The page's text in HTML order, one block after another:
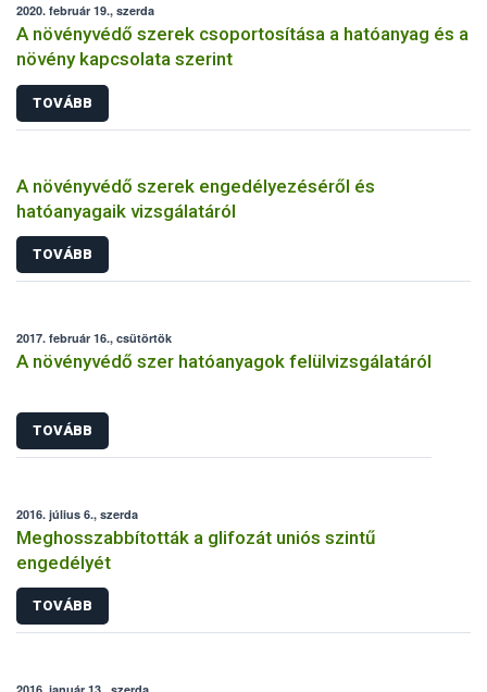
2020. február 19., szerda
A növényvédő szerek csoportosítása a hatóanyag és a
növény kapcsolata szerint
TOVÁBB
A növényvédő szerek engedélyezéséről és
hatóanyagaik vizsgálatáról
TOVÁBB
2017. február 16., csütörtök
A növényvédő szer hatóanyagok felülvizsgálatáról
TOVÁBB
2016. július 6., szerda
Meghosszabbították a glifozát uniós szintű
engedélyét
TOVÁBB